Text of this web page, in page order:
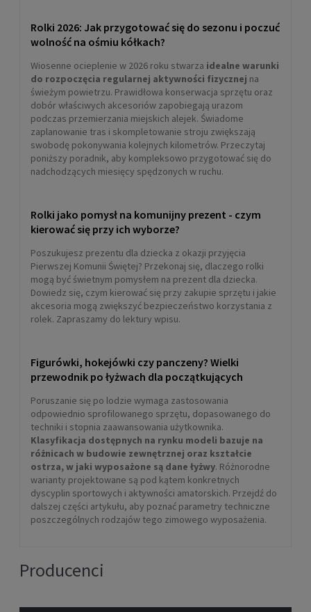
Rolki 2026: Jak przygotować się do sezonu i poczuć
wolność na ośmiu kółkach?
Wiosenne ocieplenie w 2026 roku stwarza idealne warunki
do rozpoczęcia regularnej aktywności fizycznej na
świeżym powietrzu. Prawidłowa konserwacja sprzętu oraz
dobór właściwych akcesoriów zapobiegają urazom
podczas przemierzania miejskich alejek. Świadome
zaplanowanie tras i skompletowanie stroju zwiększają
swobodę pokonywania kolejnych kilometrów. Przeczytaj
poniższy poradnik, aby kompleksowo przygotować się do
nadchodzących miesięcy spędzonych w ruchu.
Rolki jako pomysł na komunijny prezent - czym
kierować się przy ich wyborze?
Poszukujesz prezentu dla dziecka z okazji przyjęcia
Pierwszej Komunii Świętej? Przekonaj się, dlaczego rolki
mogą być świetnym pomysłem na prezent dla dziecka.
Dowiedz się, czym kierować się przy zakupie sprzętu i jakie
akcesoria mogą zwiększyć bezpieczeństwo korzystania z
rolek. Zapraszamy do lektury wpisu.
Figurówki, hokejówki czy panczeny? Wielki
przewodnik po łyżwach dla początkujących
Poruszanie się po lodzie wymaga zastosowania
odpowiednio sprofilowanego sprzętu, dopasowanego do
techniki i stopnia zaawansowania użytkownika.
Klasyfikacja dostępnych na rynku modeli bazuje na
różnicach w budowie zewnętrznej oraz kształcie
ostrza, w jaki wyposażone są dane łyżwy. Różnorodne
warianty projektowane są pod kątem konkretnych
dyscyplin sportowych i aktywności amatorskich. Przejdź do
dalszej części artykułu, aby poznać parametry techniczne
poszczególnych rodzajów tego zimowego wyposażenia.
Producenci